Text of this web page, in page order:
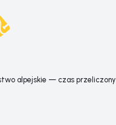
alpejskie — czas przeliczony